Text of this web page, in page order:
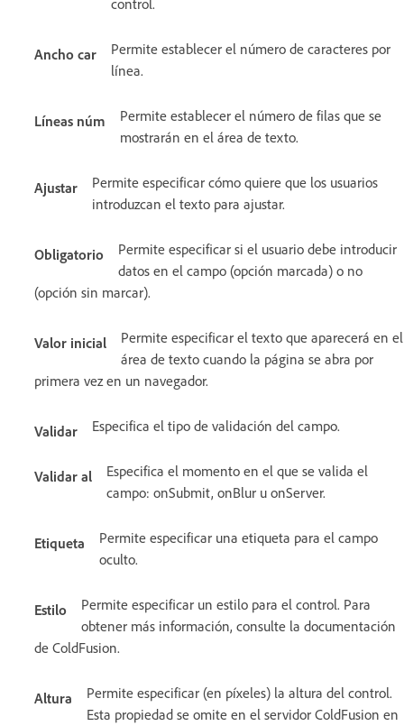
control.
Ancho car
Permite establecer el número de caracteres por
línea.
Líneas núm
Permite establecer el número de filas que se
mostrarán en el área de texto.
Ajustar
Permite especificar cómo quiere que los usuarios
introduzcan el texto para ajustar.
Obligatorio
Permite especificar si el usuario debe introducir
datos en el campo (opción marcada) o no
(opción sin marcar).
Valor inicial
Permite especificar el texto que aparecerá en el
área de texto cuando la página se abra por
primera vez en un navegador.
Validar Especifica el tipo de validación del campo.
Validar al
Especifica el momento en el que se valida el
campo: onSubmit, onBlur u onServer.
Etiqueta
Permite especificar una etiqueta para el campo
oculto.
Estilo
Permite especificar un estilo para el control. Para
obtener más información, consulte la documentación
de ColdFusion.
Altura
Permite especificar (en píxeles) la altura del control.
Esta propiedad se omite en el servidor ColdFusion en